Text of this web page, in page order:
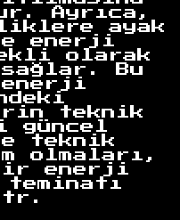
Ayrıca,
ayak
enerji
olarak
Bu
enerji
teknik
teknik
olmaları,
enerji